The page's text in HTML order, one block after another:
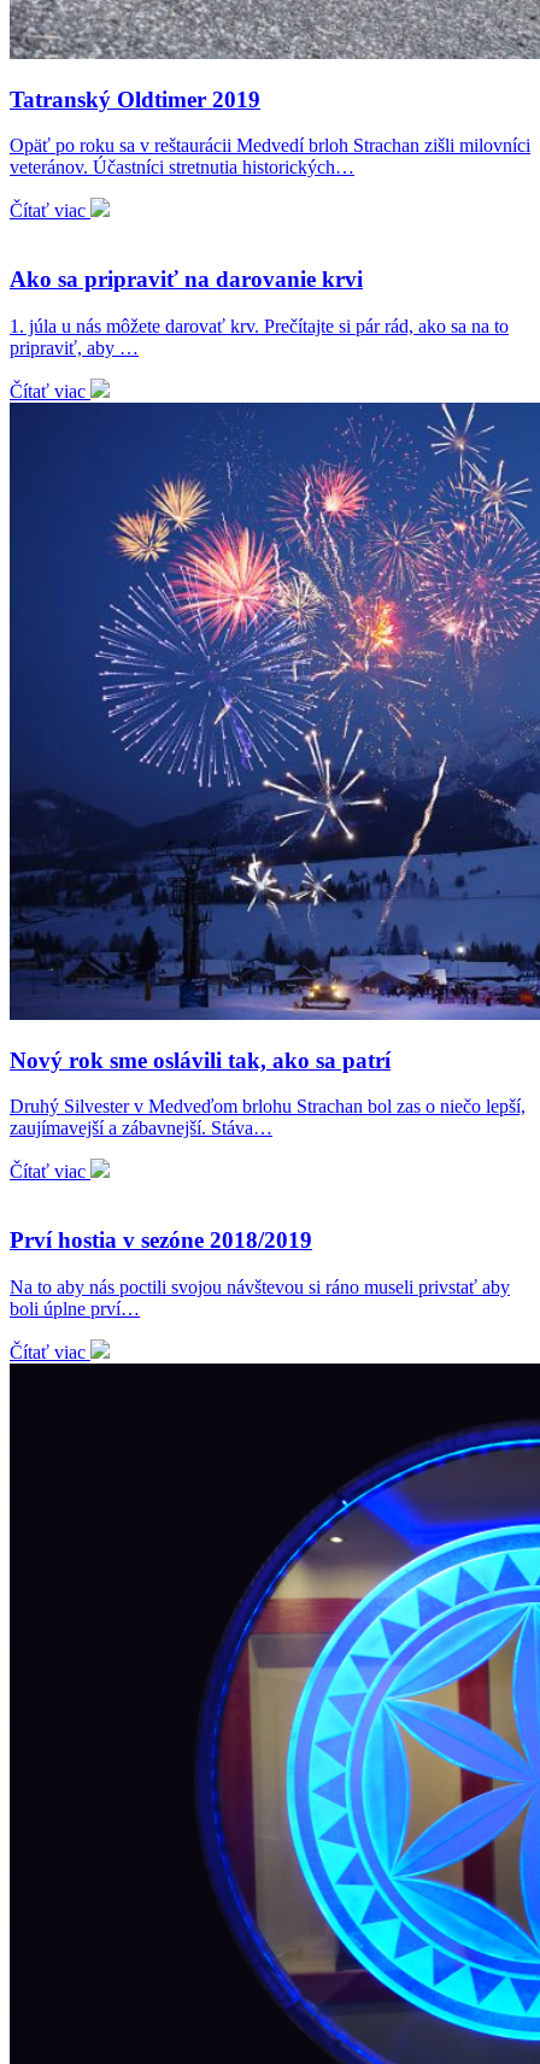
Tatranský Oldtimer 2019
Opäť po roku sa v reštaurácii Medvedí brloh Strachan zišli milovníci
veteránov. Účastníci stretnutia historických…
Čítať viac
Ako sa pripraviť na darovanie krvi
1. júla u nás môžete darovať krv. Prečítajte si pár rád, ako sa na to
pripraviť, aby …
Čítať viac
Nový rok sme oslávili tak, ako sa patrí
Druhý Silvester v Medveďom brlohu Strachan bol zas o niečo lepší,
zaujímavejší a zábavnejší. Stáva…
Čítať viac
Prví hostia v sezóne 2018/2019
Na to aby nás poctili svojou návštevou si ráno museli privstať aby
boli úplne prví…
Čítať viac